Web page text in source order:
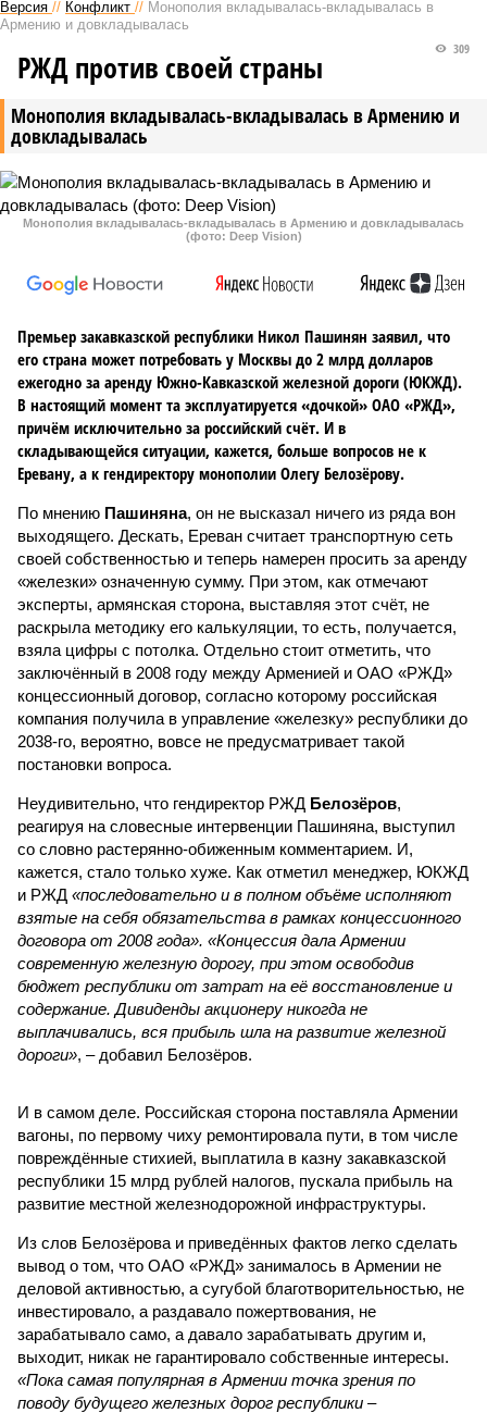
Версия // Конфликт // Монополия вкладывалась-вкладывалась в
Армению и довкладывалась
Монополия вкладывалась-вкладывалась в Армению и
довкладывалась
309
РЖД против своей страны
Монополия вкладывалась-вкладывалась в Армению и довкладывалась
(фото: Deep Vision)
Премьер закавказской республики Никол Пашинян заявил, что
его страна может потребовать у Москвы до 2 млрд долларов
ежегодно за аренду Южно-Кавказской железной дороги (ЮКЖД).
В настоящий момент та эксплуатируется «дочкой» ОАО «РЖД»,
причём исключительно за российский счёт. И в
складывающейся ситуации, кажется, больше вопросов не к
Еревану, а к гендиректору монополии Олегу Белозёрову.
По мнению Пашиняна, он не высказал ничего из ряда вон
выходящего. Дескать, Ереван считает транспортную сеть
своей собственностью и теперь намерен просить за аренду
«железки» означенную сумму. При этом, как отмечают
эксперты, армянская сторона, выставляя этот счёт, не
раскрыла методику его калькуляции, то есть, получается,
взяла цифры с потолка. Отдельно стоит отметить, что
заключённый в 2008 году между Арменией и ОАО «РЖД»
концессионный договор, согласно которому российская
компания получила в управление «железку» республики до
2038-го, вероятно, вовсе не предусматривает такой
постановки вопроса.
Неудивительно, что гендиректор РЖД Белозёров,
реагируя на словесные интервенции Пашиняна, выступил
со словно растерянно-обиженным комментарием. И,
кажется, стало только хуже. Как отметил менеджер, ЮКЖД
и РЖД «последовательно и в полном объёме исполняют
взятые на себя обязательства в рамках концессионного
договора от 2008 года». «Концессия дала Армении
современную железную дорогу, при этом освободив
бюджет республики от затрат на её восстановление и
содержание. Дивиденды акционеру никогда не
выплачивались, вся прибыль шла на развитие железной
дороги», – добавил Белозёров.
И в самом деле. Российская сторона поставляла Армении
вагоны, по первому чиху ремонтировала пути, в том числе
повреждённые стихией, выплатила в казну закавказской
республики 15 млрд рублей налогов, пускала прибыль на
развитие местной железнодорожной инфраструктуры.
Из слов Белозёрова и приведённых фактов легко сделать
вывод о том, что ОАО «РЖД» занималось в Армении не
деловой активностью, а сугубой благотворительностью, не
инвестировало, а раздавало пожертвования, не
зарабатывало само, а давало зарабатывать другим и,
выходит, никак не гарантировало собственные интересы.
«Пока самая популярная в Армении точка зрения по
поводу будущего железных дорог рес­публики –